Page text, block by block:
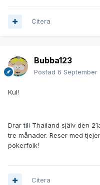
Citera
Bubba123
Postad 6 September
Kul!
Drar till Thailand själv den
tre månader. Reser med
pokerfolk!
Citera